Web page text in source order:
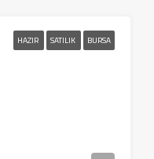
HAZIR SATILIK BURSA